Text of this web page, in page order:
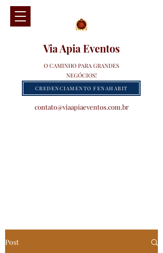
Via Apia Eventos
O CAMINHO PARA GRANDES
NEGÓCIOS!
contato@viaapiaeventos.com.br
CREDENCIAMENTO FENAHABIT
Post